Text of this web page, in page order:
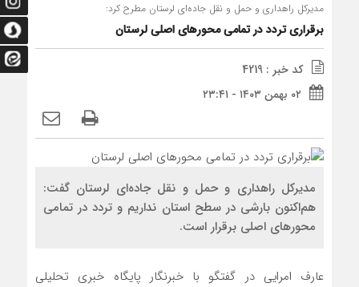
مدیرکل راهداری و حمل و نقل جاده‌ای لرستان مطرح کرد:
برقراری تردد در تمامی محورهای اصلی لرستان
کد خبر : 4219
۰۲ بهمن ۱۴۰۳ - ۲۳:۴۱
مدیرکل راهداری و حمل و نقل جاده‌ای لرستان گفت:
هم‌اکنون بارشی در سطح استان نداریم و تردد در تمامی
محورهای اصلی برقرار است.
عارف امرایی در گفتگو با خبرنگار پایگاه خبری تحلیلی